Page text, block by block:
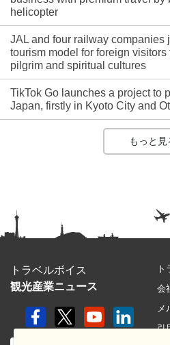
helicopter
JAL and four railway companies
tourism model for foreign
pilgrim and spiritual cultures
TikTok Go launches a project to
Japan, firstly in Kyoto City and
もっと見
トラベルボイス
観光産業ニュース
ト
会
メ
引